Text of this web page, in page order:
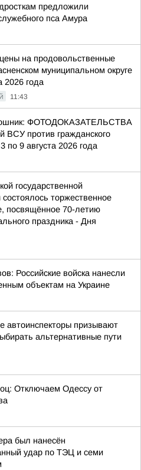
предложили
пса Амура
на продовольственные
муниципальном округе
2026 года
11:43
ФОТОДОКАЗАТЕЛЬСТВА
ВСУ против гражданского
по 9 августа 2026 года
государственной
торжественное
посвящённое 70-летию
праздника - Дня
Российские войска нанесли
объектам на Украине
автоинспекторы призывают
альтернативные пути
Отключаем Одессу от
был нанесён
удар по ТЭЦ и семи